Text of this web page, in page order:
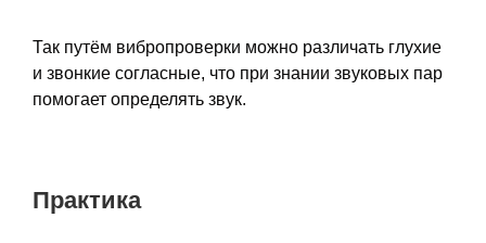
Так путём вибропроверки можно различать глухие
и звонкие согласные, что при знании звуковых пар
помогает определять звук.
Практика